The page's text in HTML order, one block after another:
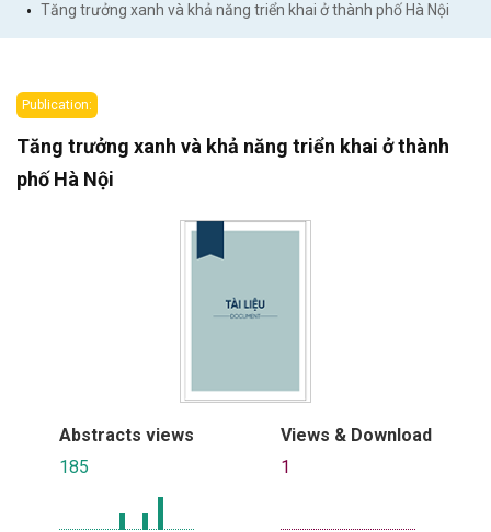
Tăng trưởng xanh và khả năng triển khai ở thành phố Hà Nội
Publication:
Tăng trưởng xanh và khả năng triển khai ở thành
phố Hà Nội
Abstracts views
185
Views & Download
1